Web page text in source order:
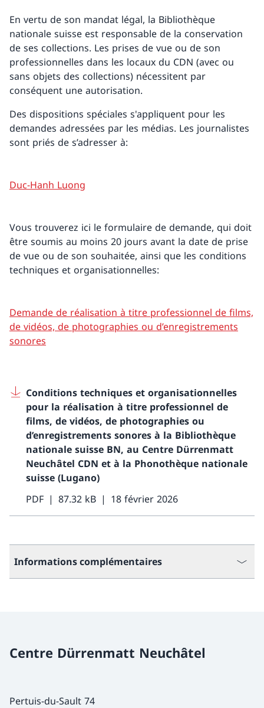
En vertu de son mandat légal, la Bibliothèque
nationale suisse est responsable de la conservation
de ses collections. Les prises de vue ou de son
professionnelles dans les locaux du CDN (avec ou
sans objets des collections) nécessitent par
conséquent une autorisation.
Des dispositions spéciales s'appliquent pour les
demandes adressées par les médias. Les journalistes
sont priés de s’adresser à:
Duc-Hanh Luong
Vous trouverez ici le formulaire de demande, qui doit
être soumis au moins 20 jours avant la date de prise
de vue ou de son souhaitée, ainsi que les conditions
techniques et organisationnelles:
Demande de réalisation à titre professionnel de films,
de vidéos, de photographies ou d’enregistrements
sonores
Conditions techniques et organisationnelles
pour la réalisation à titre professionnel de
films, de vidéos, de photographies ou
d’enregistrements sonores à la Bibliothèque
nationale suisse BN, au Centre Dürrenmatt
Neuchâtel CDN et à la Phonothèque nationale
suisse (Lugano)
PDF
87.32 kB 18 février 2026
Informations complémentaires
Centre Dürrenmatt Neuchâtel
Pertuis-du-Sault 74